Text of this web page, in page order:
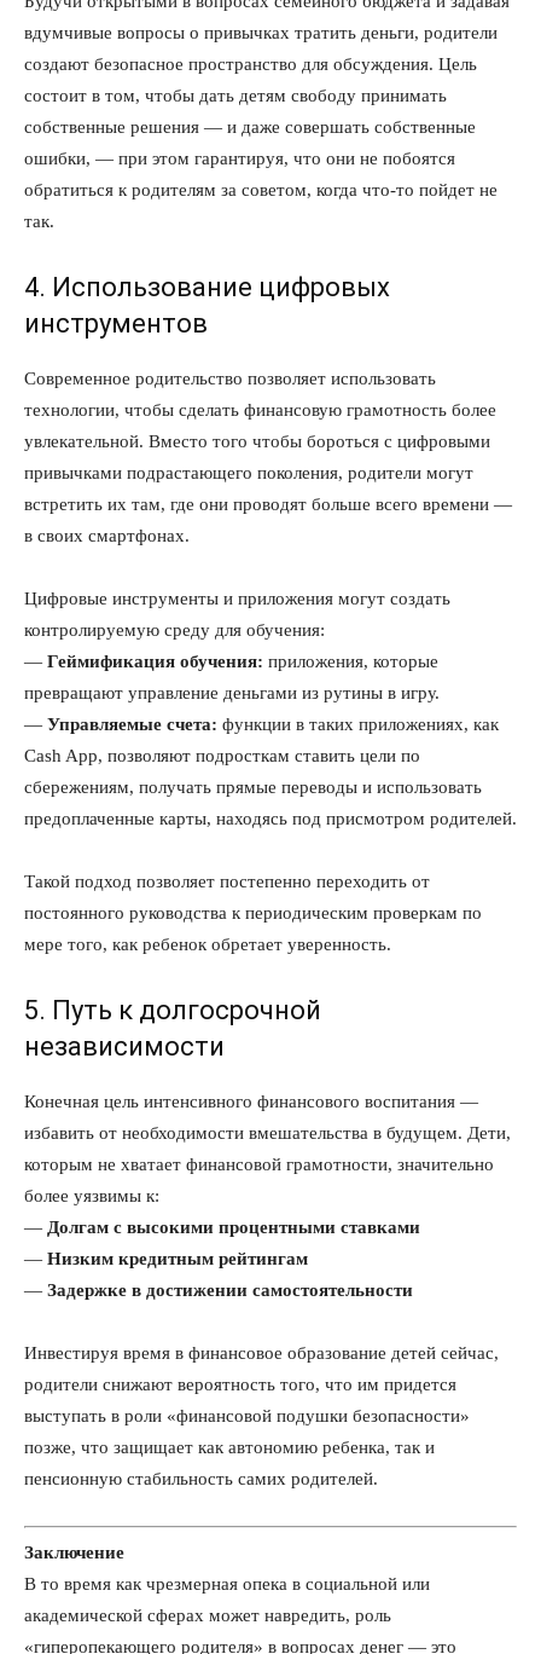
вдумчивые вопросы о привычках тратить деньги, родители
создают безопасное пространство для обсуждения. Цель
состоит в том, чтобы дать детям свободу принимать
собственные решения — и даже совершать собственные
ошибки, — при этом гарантируя, что они не побоятся
обратиться к родителям за советом, когда что-то пойдет не
так.
4. Использование цифровых
инструментов
Современное родительство позволяет использовать
технологии, чтобы сделать финансовую грамотность более
увлекательной. Вместо того чтобы бороться с цифровыми
привычками подрастающего поколения, родители могут
встретить их там, где они проводят больше всего времени —
в своих смартфонах.
Цифровые инструменты и приложения могут создать
контролируемую среду для обучения:
— Геймификация обучения: приложения, которые
превращают управление деньгами из рутины в игру.
— Управляемые счета: функции в таких приложениях, как
Cash App, позволяют подросткам ставить цели по
сбережениям, получать прямые переводы и использовать
предоплаченные карты, находясь под присмотром родителей.
Такой подход позволяет постепенно переходить от
постоянного руководства к периодическим проверкам по
мере того, как ребенок обретает уверенность.
5. Путь к долгосрочной
независимости
Конечная цель интенсивного финансового воспитания —
избавить от необходимости вмешательства в будущем. Дети,
которым не хватает финансовой грамотности, значительно
более уязвимы к:
— Долгам с высокими процентными ставками
— Низким кредитным рейтингам
— Задержке в достижении самостоятельности
Инвестируя время в финансовое образование детей сейчас,
родители снижают вероятность того, что им придется
выступать в роли «финансовой подушки безопасности»
позже, что защищает как автономию ребенка, так и
пенсионную стабильность самих родителей.
Заключение
В то время как чрезмерная опека в социальной или
академической сферах может навредить, роль
«гиперопекающего родителя» в вопросах денег — это